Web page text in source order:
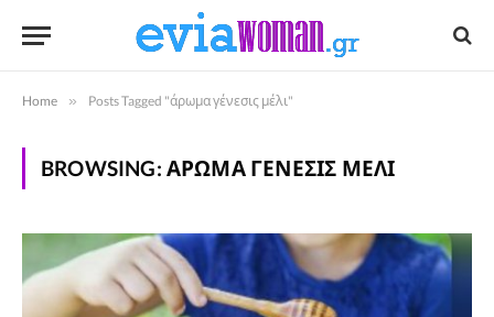
Home » Posts Tagged "άρωμα γένεσις μέλι"
BROWSING: ΆΡΩΜΑ ΓΈΝΕΣΙΣ ΜΈΛΙ